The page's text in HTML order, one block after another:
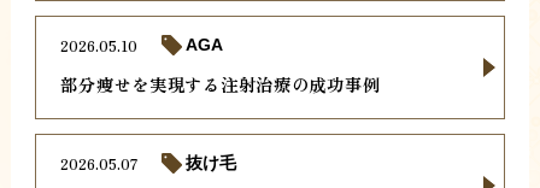
部分痩せを実現する注射治療の成功事例
2026.05.10 AGA
2026.05.07 抜け毛